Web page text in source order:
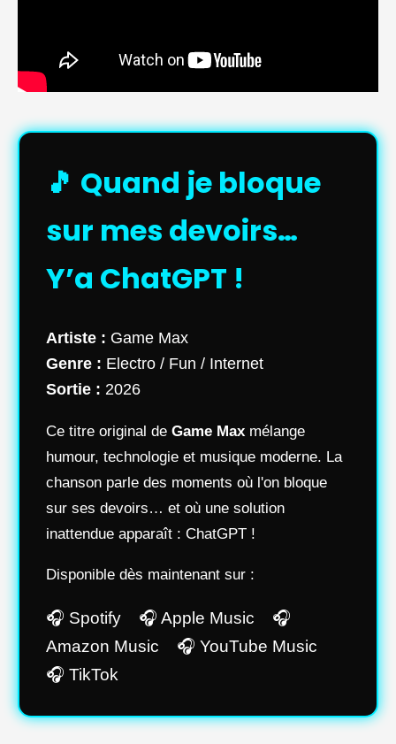
🎵 Quand je bloque
sur mes devoirs…
Y’a ChatGPT !
Artiste : Game Max
Genre : Electro / Fun / Internet
Sortie : 2026
Ce titre original de Game Max mélange
humour, technologie et musique moderne. La
chanson parle des moments où l'on bloque
sur ses devoirs… et où une solution
inattendue apparaît : ChatGPT !
Disponible dès maintenant sur :
🎧 Spotify 🎧 Apple Music 🎧
Amazon Music 🎧 YouTube Music
🎧 TikTok